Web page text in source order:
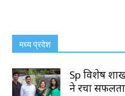
मध्य प्रदेश
Sp विशेष
ने रचा